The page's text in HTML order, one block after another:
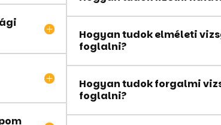
Hogyan tudok elméleti
foglalni?
Hogyan tudok forgalmi
foglalni?